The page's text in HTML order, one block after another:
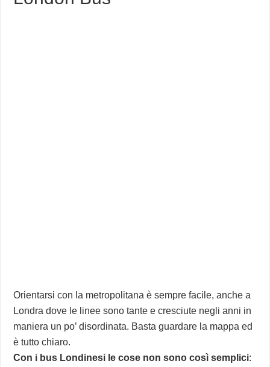
Orientarsi con la metropolitana è sempre facile, anche a
Londra dove le linee sono tante e cresciute negli anni in
maniera un po’ disordinata. Basta guardare la mappa ed
è tutto chiaro.
Con i bus Londinesi le cose non sono così semplici: